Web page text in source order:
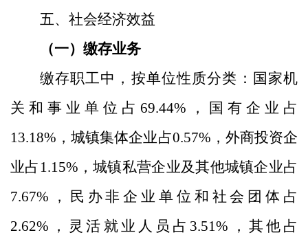
五、社会经济效益
（一）缴存业务
缴存职工中， 按单位性质分类： 国家机
关和事业单位占 69.44% ，国有企业占
13.18% ，城镇集体企业占0.57% ，外商投资企
业占 1.15% ，城镇私营企业及其他城镇企业占
7.67% ，民办非企业单位和社会团体占
2.62% ，灵活就业人员占 3.51% ， 其他占